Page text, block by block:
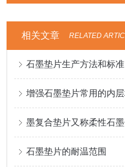
相关文章 RELATED
石墨垫片生产方法和标准
石墨垫片的耐温范围